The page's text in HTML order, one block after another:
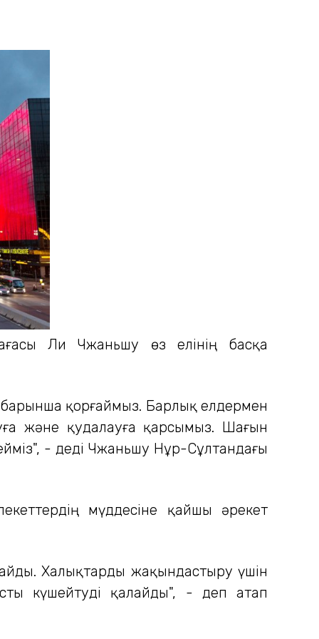
Ли Чжаньшу өз елінің басқа
барынша қорғаймыз. Барлық елдермен
және қудалауға қарсымыз. Шағын
- деді Чжаньшу Нұр-Сұлтандағы
мүддесіне қайшы әрекет
Халықтарды жақындастыру үшін
күшейтуді қалайды", - деп атап